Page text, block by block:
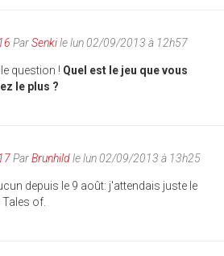
ParSenkile lun 02/09/2013 à 12h57
question ! Quel est le jeu que vous
le plus ?
ParBrunhildle lun 02/09/2013 à 13h25
depuis le 9 août: j'attendais juste le
of.